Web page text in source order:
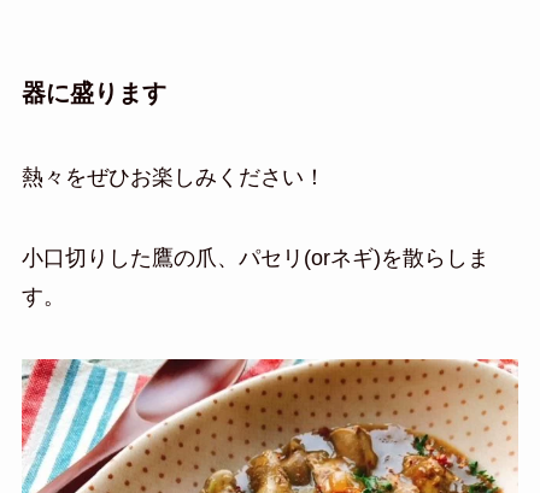
器に盛ります
熱々をぜひお楽しみください！
小口切りした鷹の爪、パセリ(orネギ)を散らしま
す。